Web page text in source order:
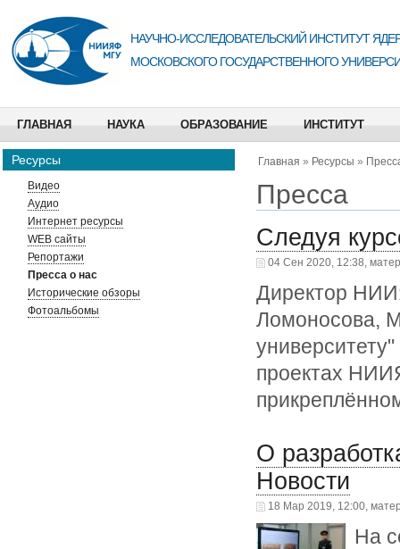
НАУЧНО-ИССЛЕДОВАТЕЛЬСКИЙ ИНСТИТУТ
МОСКОВСКОГО ГОСУДАРСТВЕННОГО
ГЛАВНАЯ НАУКА ОБРАЗОВАНИЕ ИНСТИТУТ
Ресурсы
Видео
Аудио
Интернет ресурсы
WEB сайты
Репортажи
Пресса о нас
Исторические обзоры
Фотоальбомы
Главная » Ресурсы »
Пресса
Следуя
04 Сен 2020, 12:38,
Директор
Ломоносова,
проектах
О
Новости
18 Мар 2019, 12:00,
На